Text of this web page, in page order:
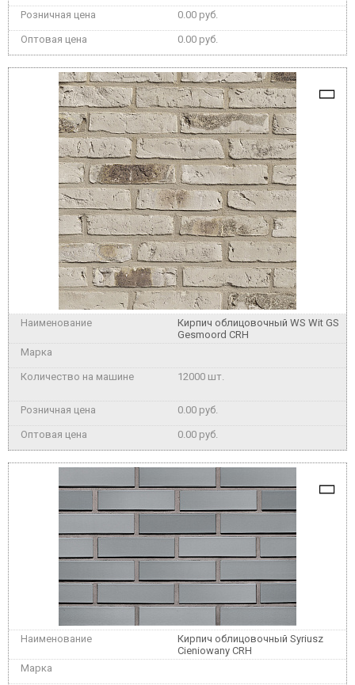
0.00 руб.
0.00 руб.
Кирпич облицовочный WS Wit GS
Gesmoord CRH
12000 шт.
0.00 руб.
0.00 руб.
Кирпич облицовочный Syriusz
Cieniowany CRH